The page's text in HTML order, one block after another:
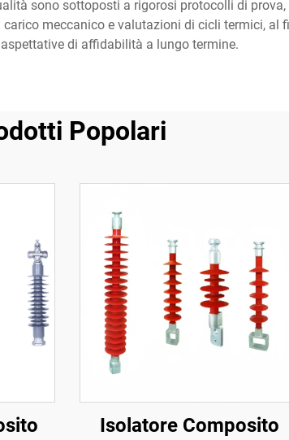
sono sottoposti a rigorosi protocolli di
meccanico e valutazioni di cicli termici,
di affidabilità a lungo termine.
Popolari
Isolatore Composito